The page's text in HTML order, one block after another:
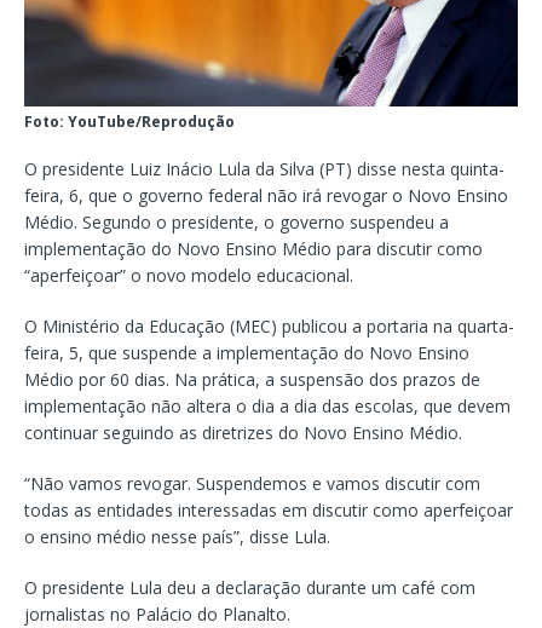
Foto: YouTube/Reprodução
O presidente Luiz Inácio Lula da Silva (PT) disse nesta quinta-
feira, 6, que o governo federal não irá revogar o Novo Ensino
Médio. Segundo o presidente, o governo suspendeu a
implementação do Novo Ensino Médio para discutir como
“aperfeiçoar” o novo modelo educacional.
O Ministério da Educação (MEC) publicou a portaria na quarta-
feira, 5, que suspende a implementação do Novo Ensino
Médio por 60 dias. Na prática, a suspensão dos prazos de
implementação não altera o dia a dia das escolas, que devem
continuar seguindo as diretrizes do Novo Ensino Médio.
“Não vamos revogar. Suspendemos e vamos discutir com
todas as entidades interessadas em discutir como aperfeiçoar
o ensino médio nesse país”, disse Lula.
O presidente Lula deu a declaração durante um café com
jornalistas no Palácio do Planalto.